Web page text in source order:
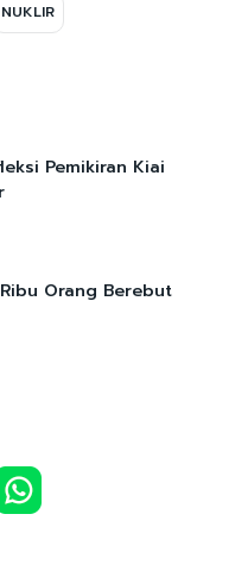
NUKLIR
Pemikiran Kiai
Orang Berebut